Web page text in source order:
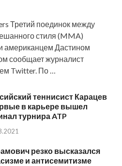
Третий поединок между
стиля (MMA)
американцем Дастином
сообщает журналист
Twitter. По …
теннисист Карацев
в карьере вышел
турнира ATP
резко высказался
и антисемитизме